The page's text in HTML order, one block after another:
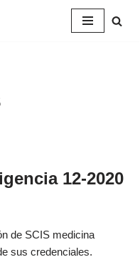
12-2020
de SCIS medicina
sus credenciales.